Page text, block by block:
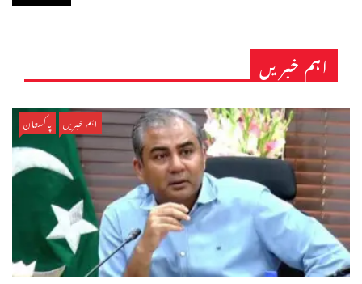
اہم خبریں
اہم خبریں پاکستان